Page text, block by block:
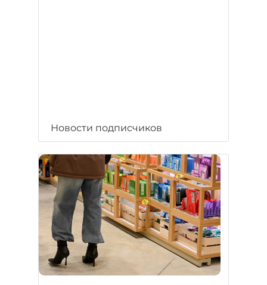
Новости подписчиков